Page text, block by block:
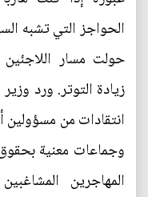
الحواجز التي تشبه
حولت مسار
زيادة التوتر. ورد
انتقادات من مسؤولين
وجماعات معنية
المهاجرين